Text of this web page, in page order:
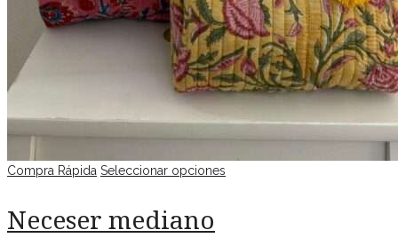
Compra Rápida Seleccionar opciones
Neceser mediano